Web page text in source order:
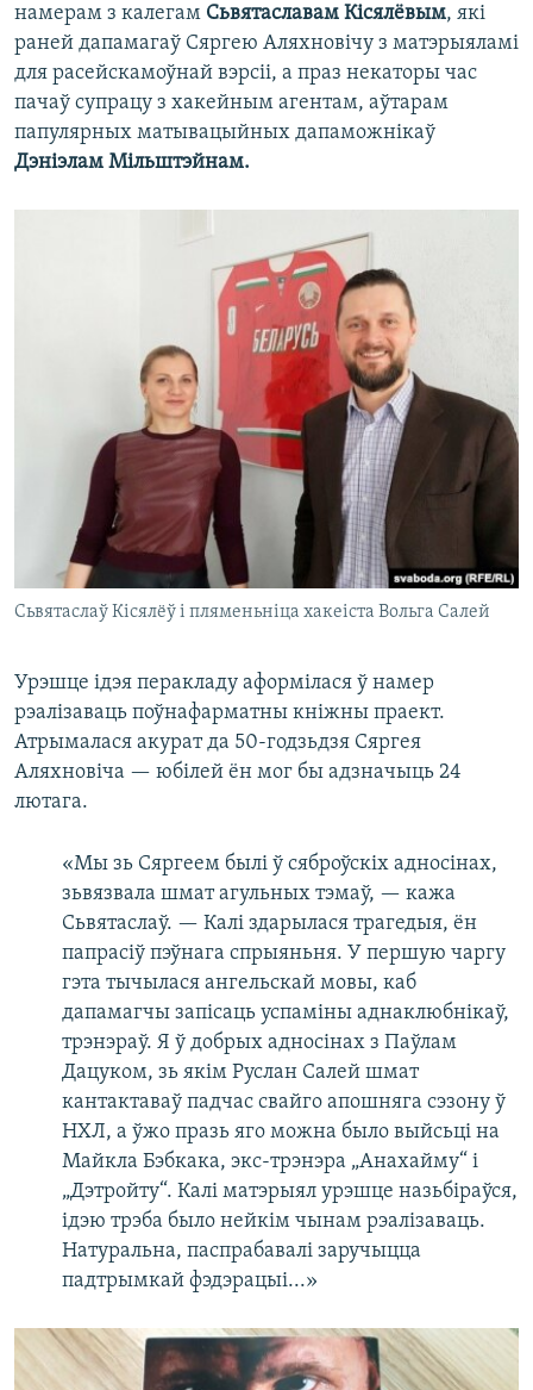
намерам з калегам Сьвятаславам Кісялёвым, які
раней дапамагаў Сяргею Аляхновічу з матэрыяламі
для расейскамоўнай вэрсіі, а праз некаторы час
пачаў супрацу з хакейным агентам, аўтарам
папулярных матывацыйных дапаможнікаў
Дэніэлам Мільштэйнам.
Сьвятаслаў Кісялёў і пляменьніца хакеіста Вольга Салей
Урэшце ідэя перакладу аформілася ў намер
рэалізаваць поўнафарматны кніжны праект.
Атрымалася акурат да 50-годзьдзя Сяргея
Аляхновіча — юбілей ён мог бы адзначыць 24
лютага.
«Мы зь Сяргеем былі ў сяброўскіх адносінах,
зьвязвала шмат агульных тэмаў, — кажа
Сьвятаслаў. — Калі здарылася трагедыя, ён
папрасіў пэўнага спрыяньня. У першую чаргу
гэта тычылася ангельскай мовы, каб
дапамагчы запісаць успаміны аднаклюбнікаў,
трэнэраў. Я ў добрых адносінах з Паўлам
Дацуком, зь якім Руслан Салей шмат
кантактаваў падчас свайго апошняга сэзону ў
НХЛ, а ўжо празь яго можна было выйсьці на
Майкла Бэбкака, экс-трэнэра „Анахайму“ і
„Дэтройту“. Калі матэрыял урэшце назьбіраўся,
ідэю трэба было нейкім чынам рэалізаваць.
Натуральна, паспрабавалі заручыцца
падтрымкай фэдэрацыі...»